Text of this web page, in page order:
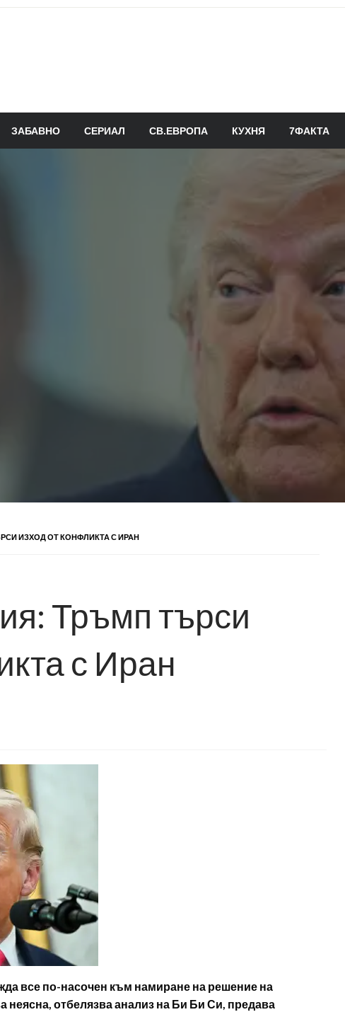
ЗАБАВНО СЕРИАЛ СВ.ЕВРОПА КУХНЯ 7ФАКТА
ИЗХОД ОТ КОНФЛИКТА С ИРАН
Тръмп търси
с Иран
все по-насочен към намиране на решение на
неясна, отбелязва анализ на Би Би Си, предава